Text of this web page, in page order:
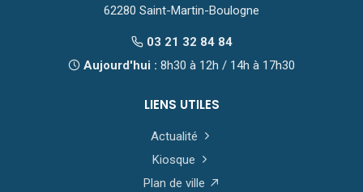
62280 Saint-Martin-Boulogne
03 21 32 84 84
Aujourd'hui : 8h30 à 12h / 14h à 17h30
LIENS UTILES
Actualité
Kiosque
Plan de ville